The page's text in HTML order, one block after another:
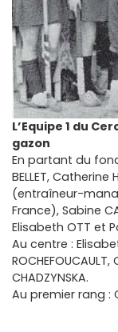
L’Equipe 1 du
gazon
En partant du
BELLET, Catherine
(entraîneur-
France), Sabine
Elisabeth OTT et
Au centre :
CHADZYNSKA.
Au premier rang :